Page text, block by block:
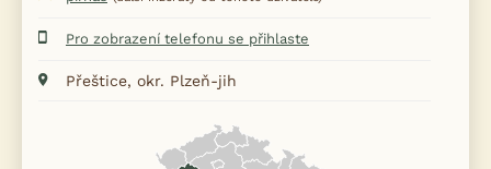
Pro zobrazení telefonu se přihlaste
Přeštice, okr. Plzeň-jih